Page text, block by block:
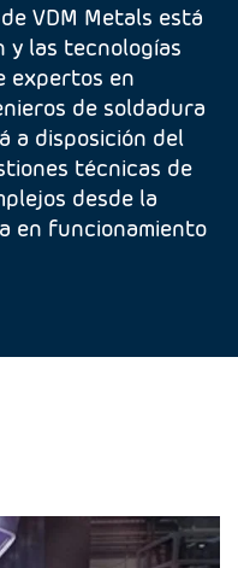
VDM Metals está
y las tecnologías
expertos en
de soldadura
a disposición del
técnicas de
desde la
en funcionamiento